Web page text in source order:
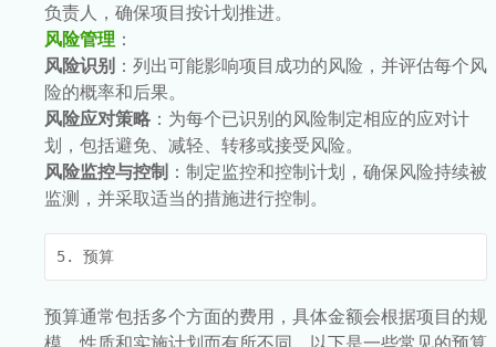
负责人，确保项目按计划推进。
风险管理 ：
风险识别 ：列出可能影响项目成功的风险，并评估每个风
险的概率和后果。
风险应对策略 ：为每个已识别的风险制定相应的应对计
划，包括避免、减轻、转移或接受风险。
风险监控与控制 ：制定监控和控制计划，确保风险持续被
监测，并采取适当的措施进行控制。
5. 预算
预算通常包括多个方面的费用，具体金额会根据项目的规
模、性质和实施计划而有所不同。以下是一些常见的预算